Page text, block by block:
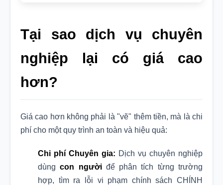
Tại sao dịch vụ chuyên
nghiệp lại có giá cao
hơn?
Giá cao hơn không phải là "vẽ" thêm tiền, mà là chi
phí cho một quy trình an toàn và hiệu quả:
Chi phí Chuyên gia: Dịch vụ chuyên nghiệp
dùngcon ngườiđể phân tích từng trường
hợp, tìm ra lỗi vi phạm chính sách CHÍNH